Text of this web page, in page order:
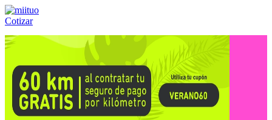
Cotizar
Llámanos al:(55) 84-21-05-00 ó